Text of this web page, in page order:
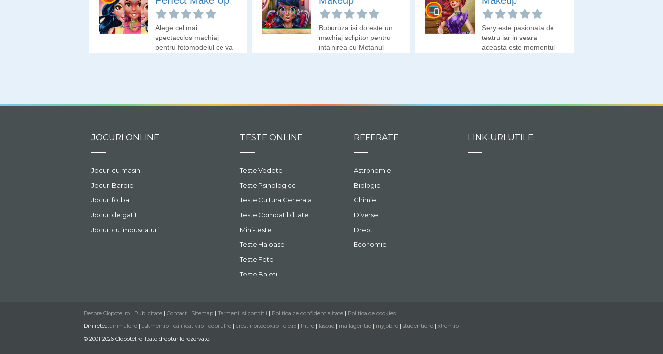
Alege cel mai
spectaculos machiaj
pentru fotomodelul ce va
Buburuza isi doreste un
machiaj sclipitor pentru
intalnirea cu Motanul
Sery este pasionata de
teatru iar in seara
aceasta este momentul
nuantele cele mai
in lumina reflectoarelor
JOCURI ONLINE
Jocuri cu masini
Jocuri Barbie
Jocuri fotbal
Jocuri de gatit
Jocuri cu impuscaturi
TESTE ONLINE
Teste Vedete
Teste Psihologice
Teste Cultura Generala
Teste Compatibilitate
Mini-teste
Teste Haioase
Teste Fete
Teste Baieti
REFERATE
Astronomie
Biologie
Chimie
Diverse
Drept
Economie
LINK-URI UTILE:
Despre Clopotel.ro | Publicitate | Contact | Sitemap | Termenii si conditii | Politica de confidentialitate | Politica de cookies
Din retea: animale.ro | askmen.ro | calificativ.ro | copilul.ro | crestinortodox.ro | ele.ro | hit.ro | laso.ro | mailagent.ro | myjob.ro | studentie.ro | xtrem.ro
© 2001-2026 Clopotel.ro Toate drepturile rezervate.